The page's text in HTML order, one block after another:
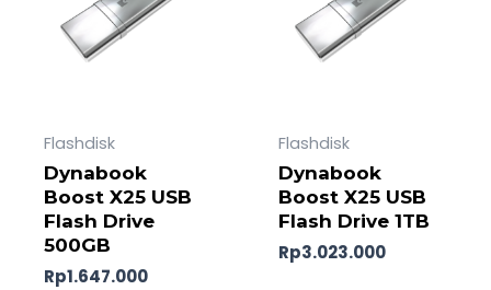
Flashdisk
Dynabook
Boost X25 USB
Flash Drive
500GB
Rp1.647.000
Flashdisk
Dynabook
Boost X25 USB
Flash Drive 1TB
Rp3.023.000